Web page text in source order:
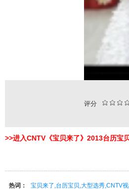
评分
>>进入CNTV《宝贝来了》2013台历宝
热词： 宝贝来了,台历宝贝,大型选秀,CNTV